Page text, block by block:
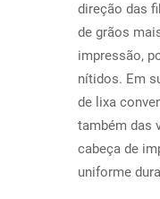
direção das
de grãos
impressão,
nítidos. Em
de lixa
também das
cabeça de
uniforme